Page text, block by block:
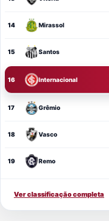
14 Mirassol
15 Santos
16 Internacional
17 Grêmio
18 Vasco
19 Remo
Ver classificação completa